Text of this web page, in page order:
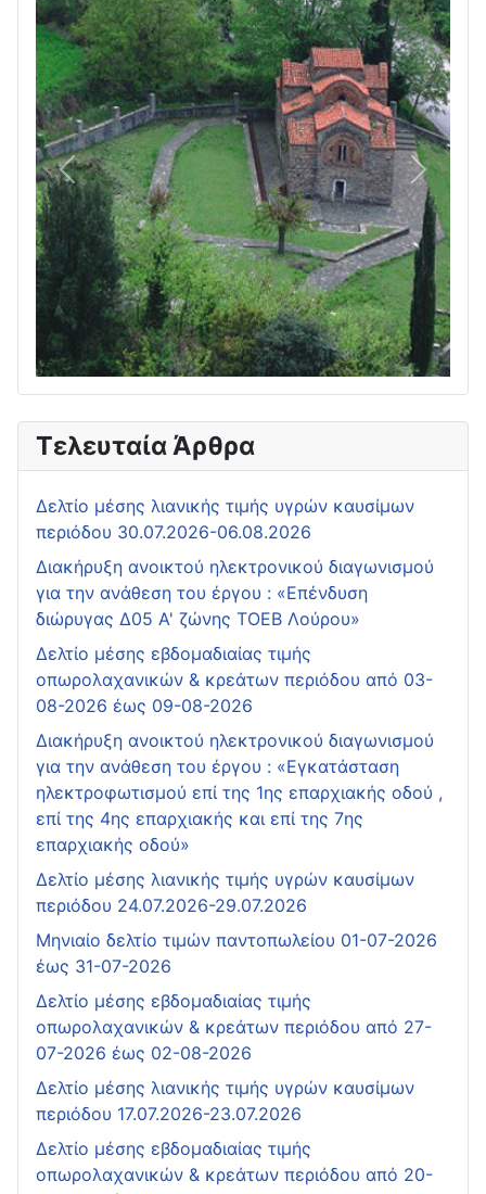
Πίσω
Τελευταία Άρθρα
Δελτίο μέσης λιανικής τιμής υγρών καυσίμων
περιόδου 30.07.2026-06.08.2026
Διακήρυξη ανοικτού ηλεκτρονικού διαγωνισμού
για την ανάθεση του έργου : «Επένδυση
διώρυγας Δ05 Α' ζώνης ΤΟΕΒ Λούρου»
Δελτίο μέσης εβδομαδιαίας τιμής
οπωρολαχανικών & κρεάτων περιόδου από 03-
08-2026 έως 09-08-2026
Διακήρυξη ανοικτού ηλεκτρονικού διαγωνισμού
για την ανάθεση του έργου : «Εγκατάσταση
ηλεκτροφωτισμού επί της 1ης επαρχιακής οδού ,
επί της 4ης επαρχιακής και επί της 7ης
επαρχιακής οδού»
Δελτίο μέσης λιανικής τιμής υγρών καυσίμων
περιόδου 24.07.2026-29.07.2026
Μηνιαίο δελτίο τιμών παντοπωλείου 01-07-2026
έως 31-07-2026
Δελτίο μέσης εβδομαδιαίας τιμής
οπωρολαχανικών & κρεάτων περιόδου από 27-
07-2026 έως 02-08-2026
Δελτίο μέσης λιανικής τιμής υγρών καυσίμων
περιόδου 17.07.2026-23.07.2026
Δελτίο μέσης εβδομαδιαίας τιμής
οπωρολαχανικών & κρεάτων περιόδου από 20-